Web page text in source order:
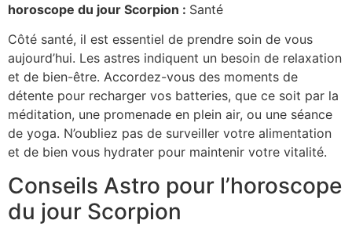
horoscope du jour Scorpion : Santé
Côté santé, il est essentiel de prendre soin de vous
aujourd’hui. Les astres indiquent un besoin de relaxation
et de bien-être. Accordez-vous des moments de
détente pour recharger vos batteries, que ce soit par la
méditation, une promenade en plein air, ou une séance
de yoga. N’oubliez pas de surveiller votre alimentation
et de bien vous hydrater pour maintenir votre vitalité.
Conseils Astro pour l’horoscope
du jour Scorpion